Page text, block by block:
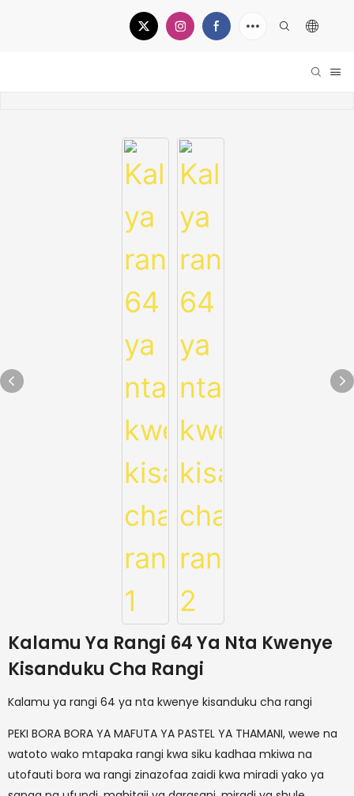
Kalamu Ya Rangi 64 Ya Nta Kwenye
Kisanduku Cha Rangi
Kalamu ya rangi 64 ya nta kwenye kisanduku cha rangi
PEKI BORA BORA YA MAFUTA YA PASTEL YA THAMANI, wewe na
watoto wako mtapaka rangi kwa siku kadhaa mkiwa na
utofauti bora wa rangi zinazofaa zaidi kwa miradi yako ya